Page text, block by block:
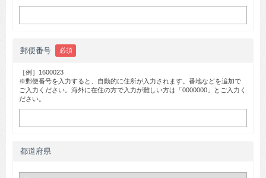
郵便番号 必須
［例］1600023
※郵便番号を入力すると、自動的に住所が入力されます。番地などを追加で
ご入力ください。海外に在住の方で入力が難しい方は「0000000」とご入力く
ださい。
都道府県